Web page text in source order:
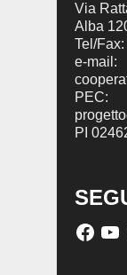
Via
Alba
Tel/
e-mail:
PEC:
PI